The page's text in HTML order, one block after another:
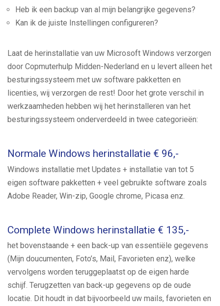
Heb ik een backup van al mijn belangrijke gegevens?
Kan ik de juiste Instellingen configureren?
Laat de herinstallatie van uw Microsoft Windows verzorgen
door Copmuterhulp Midden-Nederland en u levert alleen het
besturingssysteem met uw software pakketten en
licenties, wij verzorgen de rest! Door het grote verschil in
werkzaamheden hebben wij het herinstalleren van het
besturingssysteem onderverdeeld in twee categorieën:
Normale Windows herinstallatie € 96,-
Windows installatie met Updates + installatie van tot 5
eigen software pakketten + veel gebruikte software zoals
Adobe Reader, Win-zip, Google chrome, Picasa enz.
Complete Windows herinstallatie € 135,-
het bovenstaande + een back-up van essentiële gegevens
(Mijn doucumenten, Foto’s, Mail, Favorieten enz), welke
vervolgens worden teruggeplaatst op de eigen harde
schijf. Terugzetten van back-up gegevens op de oude
locatie. Dit houdt in dat bijvoorbeeld uw mails, favorieten en